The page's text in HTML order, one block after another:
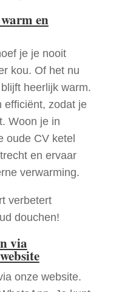
en
je je nooit
kou. Of het nu
heerlijk warm.
efficiënt, zodat je
Woon je in
oude CV ketel
en ervaar
verwarming.
verbetert
douchen!
via
onze website.